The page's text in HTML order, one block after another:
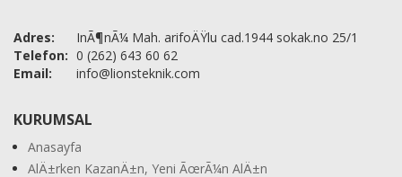
Adres:
InÃ¶nÃ¼ Mah. arifoÄŸlu cad.1944 sokak.no 25/1
Telefon: 0 (262) 643 60 62
Email:
info@lionsteknik.com
KURUMSAL
Anasayfa
AlÄ±rken KazanÄ±n, Yeni ÃœrÃ¼n AlÄ±n